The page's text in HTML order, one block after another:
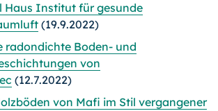
Haus Institut für gesunde
(19.9.2022)
radondichte Boden- und
von
(12.7.2022)
von Mafi im Stil vergangener